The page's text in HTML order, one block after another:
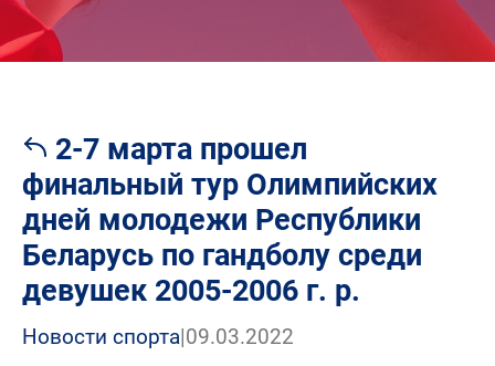
2-7 марта прошел
финальный тур Олимпийских
дней молодежи Республики
Беларусь по гандболу среди
девушек 2005-2006 г. р.
Новости спорта|09.03.2022